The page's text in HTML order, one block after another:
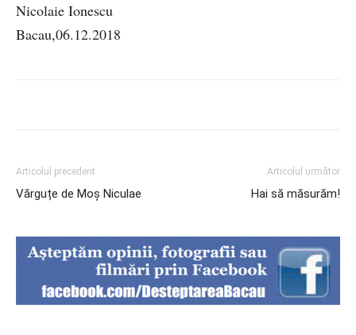
Nicolaie Ionescu
Bacau,06.12.2018
Articolul precedent
Vărguțe de Moș Niculae
Articolul următor
Hai să măsurăm!